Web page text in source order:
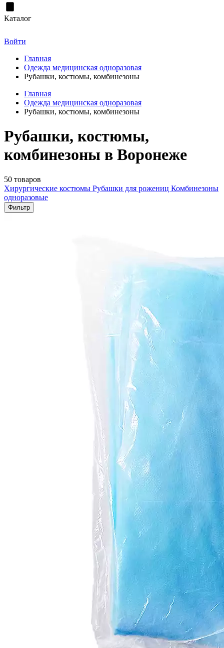
Каталог
Войти
Главная
Одежда медицинская одноразовая
Рубашки, костюмы, комбинезоны
Главная
Одежда медицинская одноразовая
Рубашки, костюмы, комбинезоны
Рубашки, костюмы,
комбинезоны в Воронеже
50 товаров
Хирургические костюмы Рубашки для рожениц Комбинезоны
одноразовые
Фильтр